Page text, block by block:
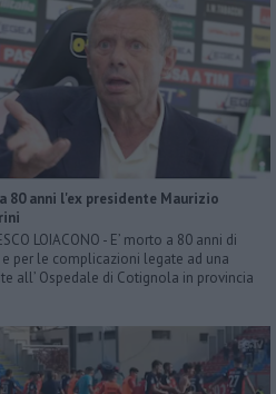
80 anni l'ex presidente Maurizio
LOIACONO - E’ morto a 80 anni di
per le complicazioni legate ad una
all’ Ospedale di Cotignola in provincia